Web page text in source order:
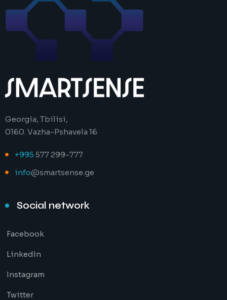
Georgia, Tbilisi,
0160. Vazha-Pshavela 16
+995 577 299-777
info@smartsense.ge
Social network
Facebook
LinkedIn
Instagram
Twitter